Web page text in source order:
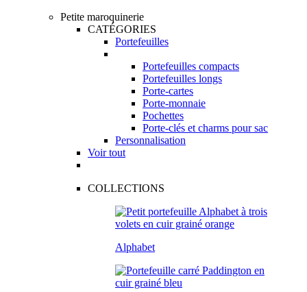
Petite maroquinerie
CATÉGORIES
Portefeuilles
Portefeuilles compacts
Portefeuilles longs
Porte-cartes
Porte-monnaie
Pochettes
Porte-clés et charms pour sac
Personnalisation
Voir tout
COLLECTIONS
Alphabet